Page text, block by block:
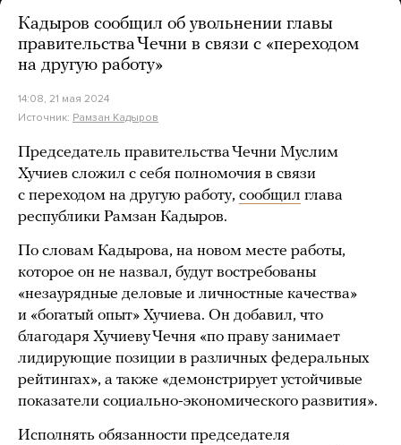
Кадыров сообщил об увольнении главы
правительства Чечни в связи с «переходом
на другую работу»
14:08, 21 мая 2024
Источник: Рамзан Кадыров
Председатель правительства Чечни Муслим
Хучиев сложил с себя полномочия в связи
с переходом на другую работу, сообщил глава
республики Рамзан Кадыров.
По словам Кадырова, на новом месте работы,
которое он не назвал, будут востребованы
«незаурядные деловые и личностные качества»
и «богатый опыт» Хучиева. Он добавил, что
благодаря Хучиеву Чечня «по праву занимает
лидирующие позиции в различных федеральных
рейтингах», а также «демонстрирует устойчивые
показатели социально-экономического развития».
Исполнять обязанности председателя